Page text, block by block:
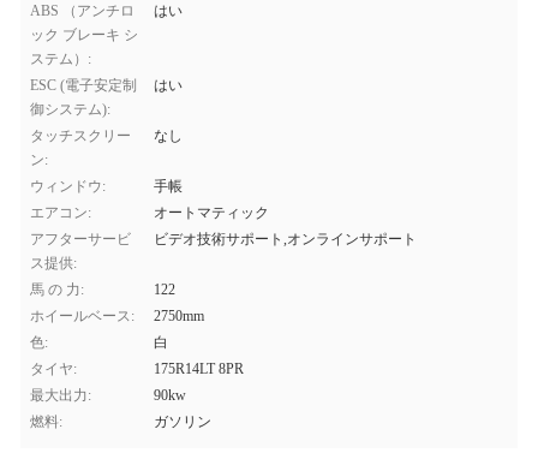
ABS （アンチロ
ック ブレーキ シ
ステム）:
はい
ESC (電子安定制
御システム):
はい
タッチスクリー
ン:
なし
ウィンドウ:
手帳
エアコン:
オートマティック
アフターサービ
ス提供:
ビデオ技術サポート,オンラインサポート
馬 の 力:
122
ホイールベース:
2750mm
色:
白
タイヤ:
175R14LT 8PR
最大出力:
90kw
燃料:
ガソリン